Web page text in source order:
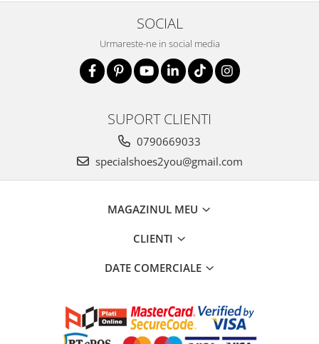
SOCIAL
Urmareste-ne in social media
SUPORT CLIENTI
0790669033
specialshoes2you@gmail.com
MAGAZINUL MEU
CLIENTI
DATE COMERCIALE